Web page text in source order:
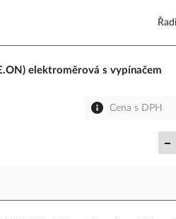
elektroměrová s vypínačem
Cena s DPH